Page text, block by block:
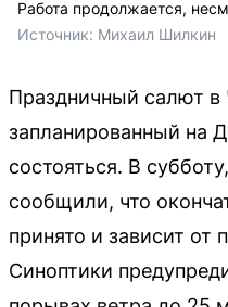
Работа продолжается,
Источник: Михаил Шилкин
Праздничный салют в
запланированный на
состояться. В
сообщили, что
принято и зависит от
Синоптики